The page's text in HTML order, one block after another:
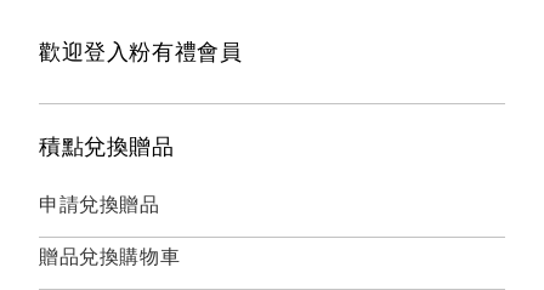
歡迎登入粉有禮會員
積點兌換贈品
申請兌換贈品
贈品兌換購物車